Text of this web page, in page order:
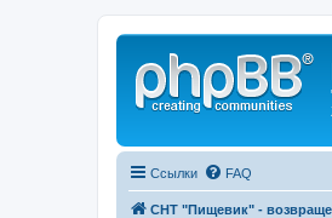
Ссылки FAQ
СНТ "Пищевик" -